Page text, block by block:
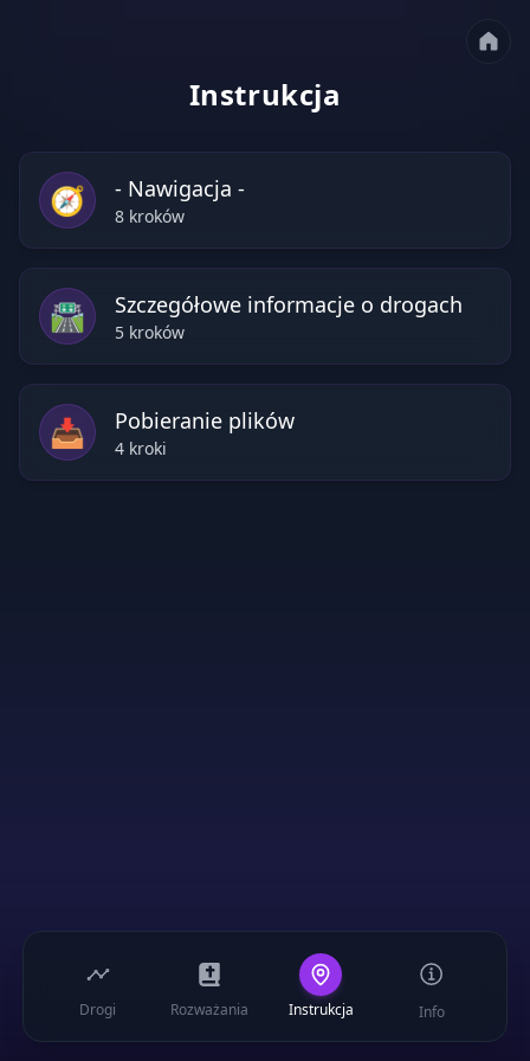
Instrukcja
🧭 - Nawigacja -
8 kroków
🛣️ Szczegółowe informacje o drogach
5 kroków
📥 Pobieranie plików
4 kroki
Drogi Rozważania Instrukcja Info